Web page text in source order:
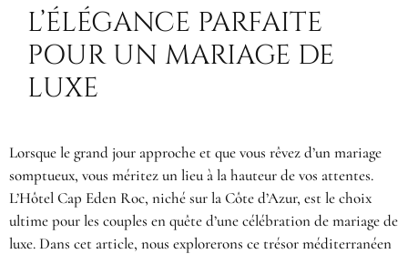
L’ÉLÉGANCE PARFAITE
POUR UN MARIAGE DE
LUXE
Lorsque le grand jour approche et que vous rêvez d’un mariage
somptueux, vous méritez un lieu à la hauteur de vos attentes.
L’Hôtel Cap Eden Roc, niché sur la Côte d’Azur, est le choix
ultime pour les couples en quête d’une célébration de mariage de
luxe. Dans cet article, nous explorerons ce trésor méditerranéen